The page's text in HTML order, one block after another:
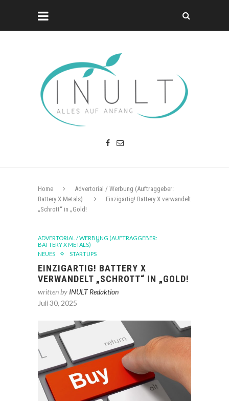
Home
Advertorial / Werbung (Auftraggeber:
Battery X Metals)
Einzigartig! Battery X verwandelt
„Schrott“ in „Gold!
ADVERTORIAL / WERBUNG (AUFTRAGGEBER:
BATTERY X METALS)
NEUES
STARTUPS
EINZIGARTIG! BATTERY X
VERWANDELT „SCHROTT“ IN „GOLD!
written by INULT Redaktion
Juli 30, 2025